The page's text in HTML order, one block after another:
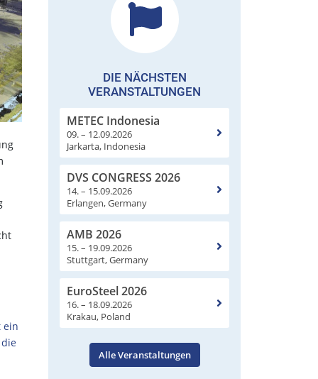
ein
DIE NÄCHSTEN
VERANSTALTUNGEN
METEC Indonesia
09. – 12.09.2026
Jarkarta, Indonesia
DVS CONGRESS 2026
14. – 15.09.2026
Erlangen, Germany
AMB 2026
15. – 19.09.2026
Stuttgart, Germany
EuroSteel 2026
16. – 18.09.2026
Krakau, Poland
Alle Veranstaltungen